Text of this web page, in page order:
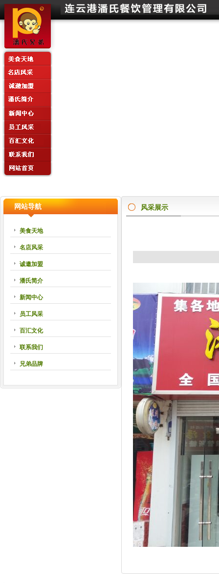
网站导航
美食天地
名店风采
诚邀加盟
潘氏简介
新闻中心
员工风采
百汇文化
联系我们
兄弟品牌
风采展示